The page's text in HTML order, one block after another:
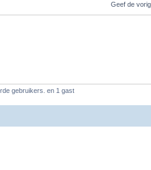
Geef de
gebruikers. en 1 gast